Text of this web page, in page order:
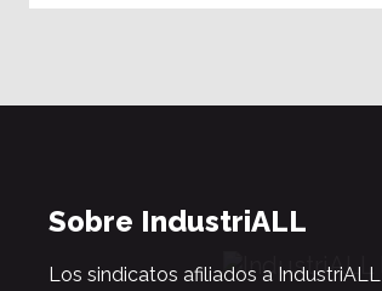
Sobre IndustriALL
Los sindicatos afiliados a IndustriALL